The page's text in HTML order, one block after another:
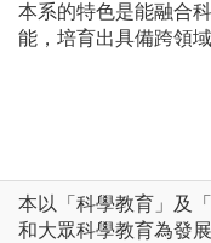
本系的特色是能融合
能，培育出具備跨領
本以「科學教育」及
和大眾科學教育為發